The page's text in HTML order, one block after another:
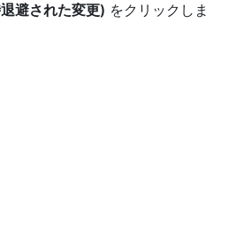
避された変更) をクリックしま